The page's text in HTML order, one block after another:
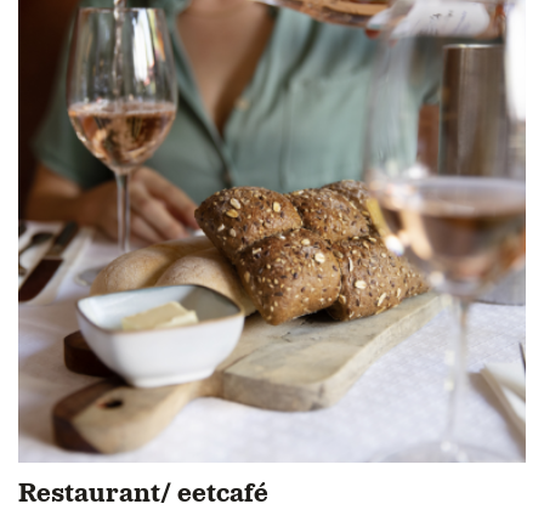
Restaurant/ eetcafé